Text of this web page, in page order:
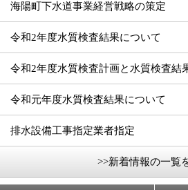
海陽町下水道事業経営戦略の策定
令和2年度水質検査結果について
令和2年度水質検査計画と水質検査結
令和元年度水質検査結果について
排水設備工事指定業者指定
>>新着情報の一覧